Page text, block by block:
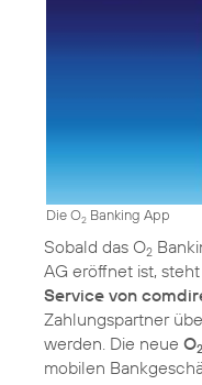
Die O2 Banking App
Sobald das O2
AG eröffnet ist,
Service von
Zahlungspartner
werden. Die neue O2
mobilen